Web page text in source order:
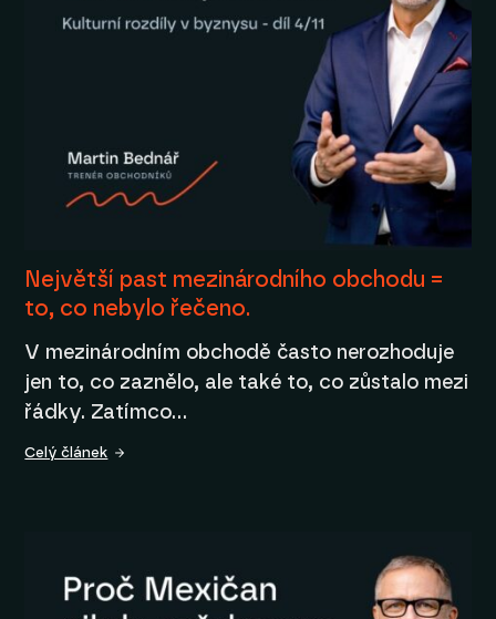
Největší past mezinárodního obchodu =
to, co nebylo řečeno.
V mezinárodním obchodě často nerozhoduje
jen to, co zaznělo, ale také to, co zůstalo mezi
řádky. Zatímco…
Celý článek